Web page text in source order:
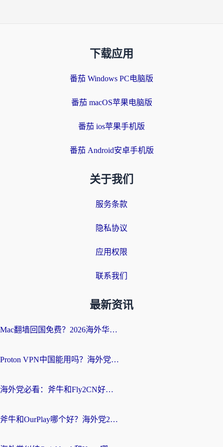
下载应用
番茄 Windows PC电脑版
番茄 macOS苹果电脑版
番茄 ios苹果手机版
番茄 Android安卓手机版
关于我们
服务条款
隐私协议
应用权限
联系我们
最新资讯
Mac翻墙回国免费？2026海外华人亲测：从CCTV5直播到国内APP，这样选加速器才靠谱
Proton VPN中国能用吗？海外党选回国加速器的避坑指南（附番茄加速器实测）
海外党必看：斧牛和Fly2CN好用吗？3招教你选对回国加速器（附免费试用攻略）
斧牛和OurPlay哪个好？海外党2026亲测：选对加速器，国内资源秒加载